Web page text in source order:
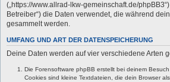
(„https://www.allrad-lkw-gemeinschaft.de/
Betreiber“) die Daten verwendet, die während
gesammelt werden.
UMFANG UND ART DER DATENSPEICHERUNG
Deine Daten werden auf vier verschiedene Arten
Die Forensoftware phpBB erstellt bei deinem
Cookies sind kleine Textdateien, die dein Browser